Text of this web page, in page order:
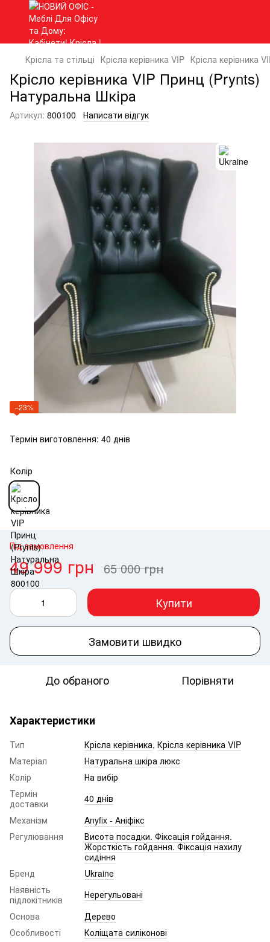
Крісла та стільці Крісла керівника VIP Крісла керівника
Крісло керівника VIP Принц (Prynts)
Натуральна Шкіра
Артикул: 800100 Написати відгук
−23%
Термін виготовлення: 40 днів
Колір
Під замовлення
49 999 грн 65 000 грн
Купити
Замовити швидко
До обраного Порівняти
Характеристики
Тип Крісла керівника, Крісла керівника VIP
Матеріал
Натуральна шкіра люкс
Колір
На вибір
Термін
доставки
40 днів
Механізм
Anyfix - Аніфікс
Регулювання
Висота посадки. Фіксація гойдання.
Жорсткість гойдання. Фіксація нахилу
сидіння
Бренд
Ukraine
Наявність
підлокітників
Нерегульовані
Основа
Дерево
Особливості
Коліщата силіконові